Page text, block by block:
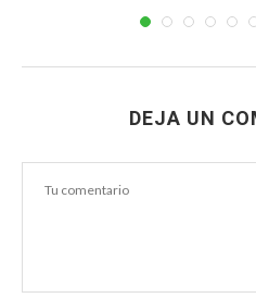
DEJA UN